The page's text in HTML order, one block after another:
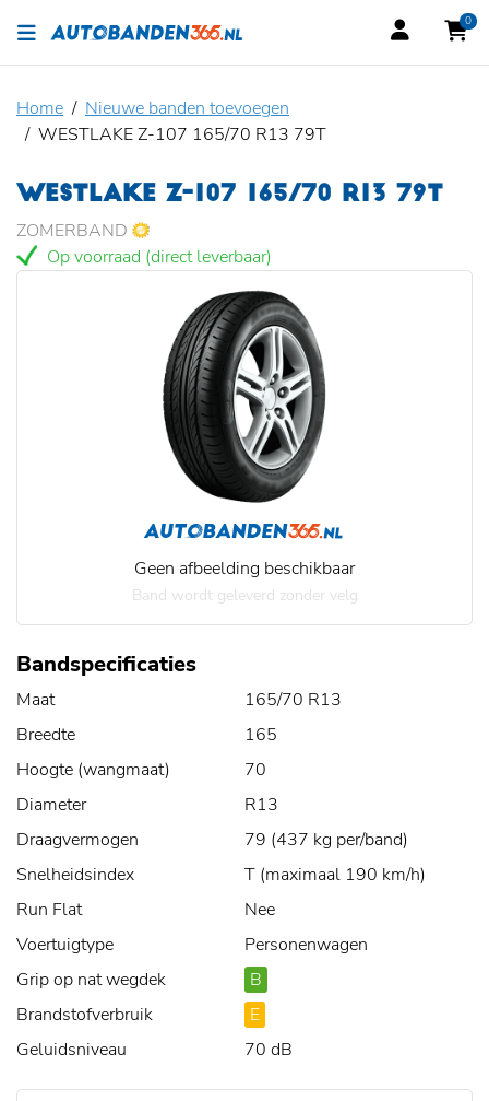
0
Home
Nieuwe banden toevoegen
WESTLAKE Z-107 165/70 R13 79T
WESTLAKE Z-107 165/70 R13 79T
ZOMERBAND
Op voorraad (direct leverbaar)
Geen afbeelding beschikbaar
Band wordt geleverd zonder velg
Bandspecificaties
Maat
165/70 R13
Breedte
165
Hoogte (wangmaat)
70
Diameter
R13
Draagvermogen
79 (437 kg per/band)
Snelheidsindex
T (maximaal 190 km/h)
Run Flat
Nee
Voertuigtype
Personenwagen
Grip op nat wegdek
B
Brandstofverbruik
E
Geluidsniveau
70 dB